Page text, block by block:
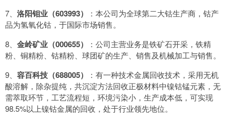
7、 洛阳钼业（603993）
：本公司为全球第二大钴生产商，钴产
品为氢氧化钴，于国际市场销售。
8、 金岭矿业（000655）
：公司主营业务是铁矿石开采，铁精
粉、铜精粉、钴精粉、球团矿的生产、销售及机械加工与销售。
9、 容百科技（688005）
：有一种技术金属回收技术，采用无机
酸溶解，除杂提纯，共沉淀方法回收正极材料中镍钴锰元素，无
需萃取环节，工艺流程短，环境污染小，生产成本低，可实现
98.5%以上镍钴金属的回收，处于行业领先地位。